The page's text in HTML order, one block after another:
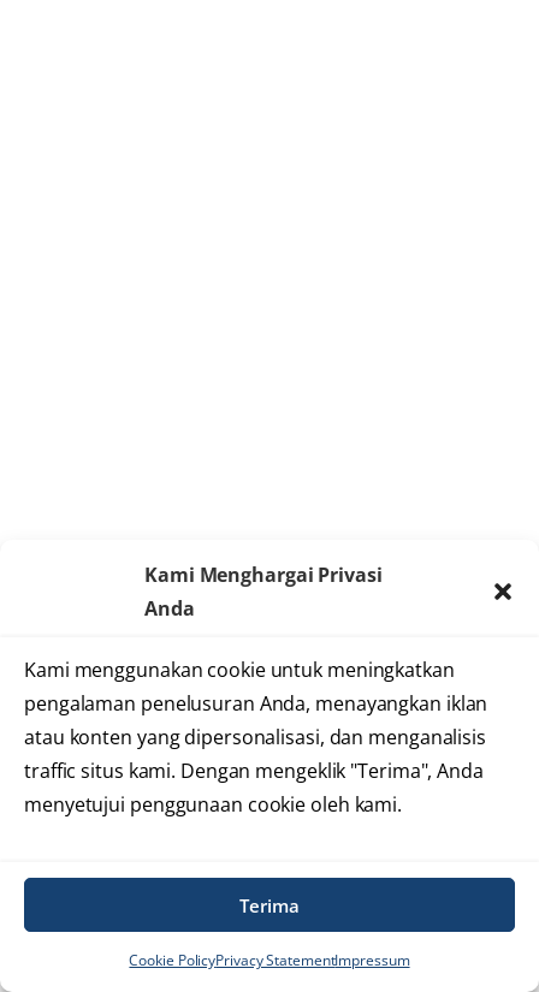
Kami Menghargai Privasi
Anda
Kami menggunakan cookie untuk meningkatkan
pengalaman penelusuran Anda, menayangkan iklan
atau konten yang dipersonalisasi, dan menganalisis
traffic situs kami. Dengan mengeklik "Terima", Anda
menyetujui penggunaan cookie oleh kami.
Terima
Cookie PolicyPrivacy StatementImpressum